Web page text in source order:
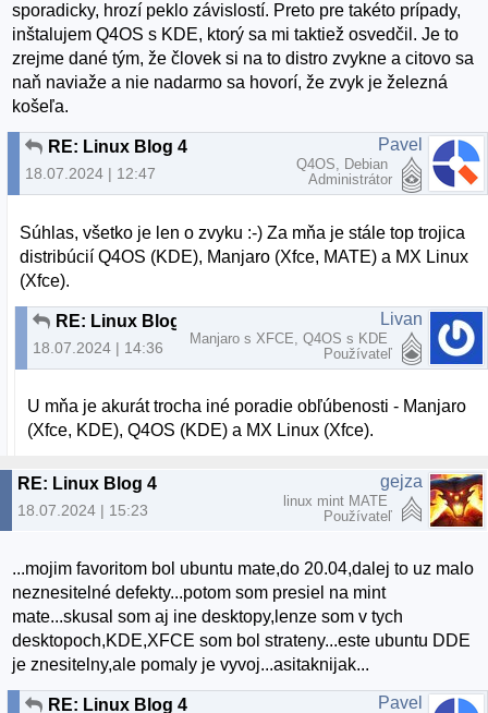
sporadicky, hrozí peklo závislostí. Preto pre takéto prípady,
inštalujem Q4OS s KDE, ktorý sa mi taktiež osvedčil. Je to
zrejme dané tým, že človek si na to distro zvykne a citovo sa
naň naviaže a nie nadarmo sa hovorí, že zvyk je železná
košeľa.
RE: Linux Blog 4
18.07.2024 | 12:47
Pavel
Q4OS, Debian
Administrátor
Súhlas, všetko je len o zvyku :-) Za mňa je stále top trojica
distribúcií Q4OS (KDE), Manjaro (Xfce, MATE) a MX Linux
(Xfce).
RE: Linux Blog 4
18.07.2024 | 14:36
Livan
Manjaro s XFCE, Q4OS s KDE
Používateľ
U mňa je akurát trocha iné poradie obľúbenosti - Manjaro
(Xfce, KDE), Q4OS (KDE) a MX Linux (Xfce).
RE: Linux Blog 4
18.07.2024 | 15:23
gejza
linux mint MATE
Používateľ
...mojim favoritom bol ubuntu mate,do 20.04,dalej to uz malo
neznesitelné defekty...potom som presiel na mint
mate...skusal som aj ine desktopy,lenze som v tych
desktopoch,KDE,XFCE som bol strateny...este ubuntu DDE
je znesitelny,ale pomaly je vyvoj...asitaknijak...
RE: Linux Blog 4 Pavel